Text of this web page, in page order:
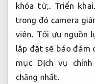
khóa từ,. Triển khai.
trong đó camera
viên.
Tối ưu nguồn
lắp đặt sẽ bảo đảm
mục Dịch vụ
chăng nhất.